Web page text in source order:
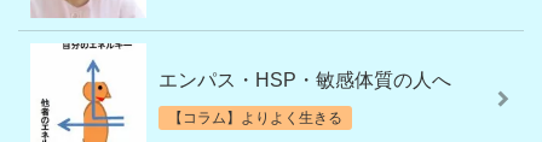
エンパス・HSP・敏感体質の人へ
【コラム】よりよく生きる